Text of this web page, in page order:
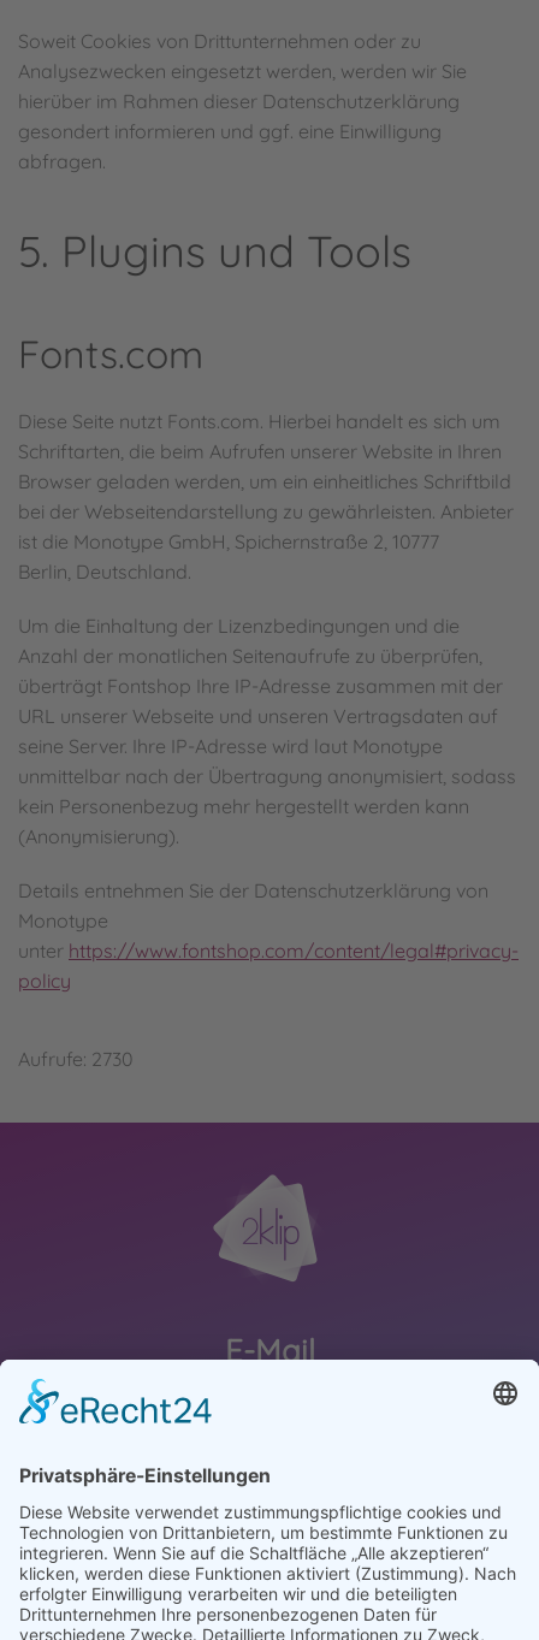
Soweit Cookies von Drittunternehmen oder zu
Analysezwecken eingesetzt werden, werden wir Sie
hierüber im Rahmen dieser Datenschutzerklärung
gesondert informieren und ggf. eine Einwilligung
abfragen.
5. Plugins und Tools
Fonts.com
Diese Seite nutzt Fonts.com. Hierbei handelt es sich um
Schriftarten, die beim Aufrufen unserer Website in Ihren
Browser geladen werden, um ein einheitliches Schriftbild
bei der Webseitendarstellung zu gewährleisten. Anbieter
ist die Monotype GmbH, Spichernstraße 2, 10777
Berlin, Deutschland.
Um die Einhaltung der Lizenzbedingungen und die
Anzahl der monatlichen Seitenaufrufe zu überprüfen,
überträgt Fontshop Ihre IP-Adresse zusammen mit der
URL unserer Webseite und unseren Vertragsdaten auf
seine Server. Ihre IP-Adresse wird laut Monotype
unmittelbar nach der Übertragung anonymisiert, sodass
kein Personenbezug mehr hergestellt werden kann
(Anonymisierung).
Details entnehmen Sie der Datenschutzerklärung von
Monotype
unter https://www.fontshop.com/content/legal#privacy-
policy
Aufrufe: 2730
Telefon
0170-8165955
#nowhatsapp
E-Mail
schreibmir@2klip.de